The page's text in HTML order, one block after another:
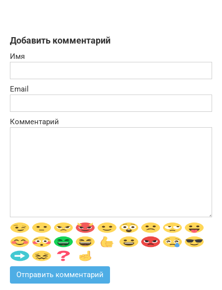
Добавить комментарий
Имя
Email
Комментарий